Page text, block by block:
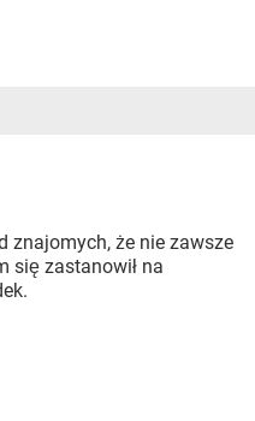
znajomych, że nie zawsze
się zastanowił na